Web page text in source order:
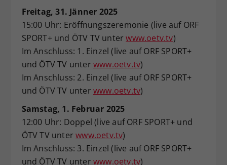
Freitag, 31. Jänner 2025
15:00 Uhr: Eröffnungszeremonie (live auf ORF
SPORT+ und ÖTV TV unterwww.oetv.tv)
Im Anschluss: 1. Einzel (live auf ORF SPORT+
und ÖTV TV unter www.oetv.tv)
Im Anschluss: 2. Einzel (live auf ORF SPORT+
und ÖTV TV unter www.oetv.tv)
Samstag, 1. Februar 2025
12:00 Uhr: Doppel (live auf ORF SPORT+ und
ÖTV TV unterwww.oetv.tv)
Im Anschluss: 3. Einzel (live auf ORF SPORT+
und ÖTV TV unter www.oetv.tv)